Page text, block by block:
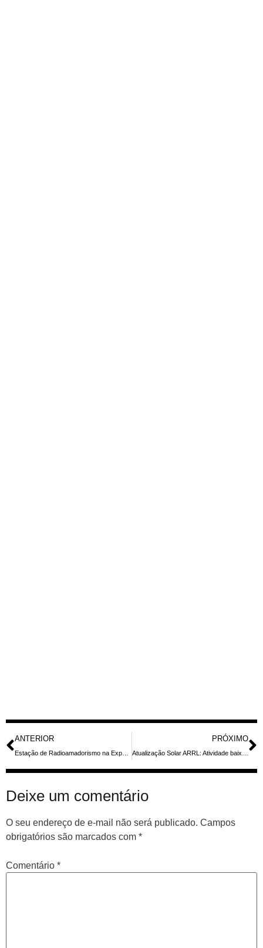
ANTERIOR PRÓXIMO
Deixe um comentário
O seu endereço de e-mail não será publicado. Campos
obrigatórios são marcados com *
Comentário *